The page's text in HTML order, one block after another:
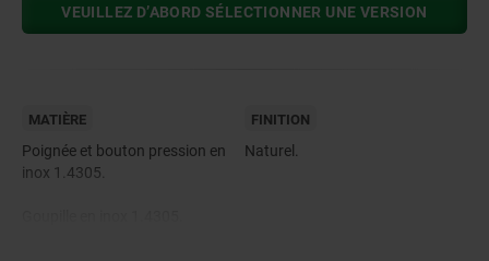
VEUILLEZ D’ABORD SÉLECTIONNER UNE VERSION
MATIÈRE
Poignée et bouton pression en
inox 1.4305.
FINITION
Naturel.